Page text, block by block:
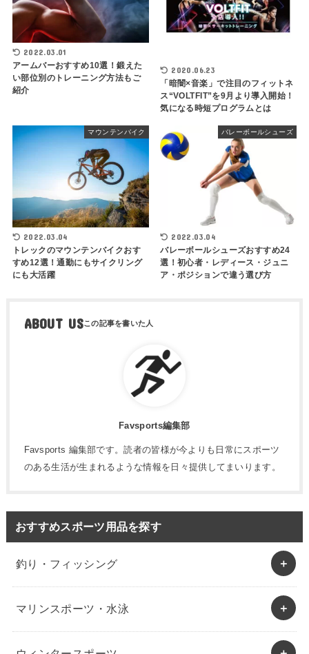
2022.03.01
アームバーおすすめ10選！鍛えた
い部位別のトレーニング方法もご
紹介
2020.06.23
「暗闇×音楽」で注目のフィットネ
ス“VOLTFIT”を9月より導入開始！
気になる時短プログラムとは
マウンテンバイク
2022.03.04
トレックのマウンテンバイクおす
すめ12選！通勤にもサイクリング
にも大活躍
バレーボールシューズ
2022.03.04
バレーボールシューズおすすめ24
選！初心者・レディース・ジュニ
ア・ポジションで違う選び方
ABOUT US
Favsports編集部
Favsports 編集部です。読者の皆様が今よりも日常にスポーツ
のある生活が生まれるような情報を日々提供してまいります。
おすすめスポーツ用品を探す
釣り・フィッシング
マリンスポーツ・水泳